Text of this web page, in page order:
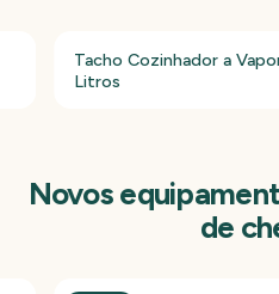
Tacho Cozinhador a
Litros
Novos
de